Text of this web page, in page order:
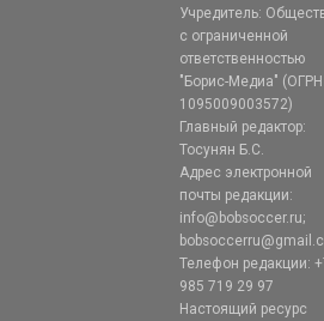
Учредитель:
с ограниченной
ответственностью
"Борис-Медиа" (ОГРН
1095009003572)
Главный редактор:
Тосунян Б.С.
Адрес электронной
почты редакции:
info@bobsoccer.ru;
Телефон редакции:
985 719 29 97
Настоящий ресурс